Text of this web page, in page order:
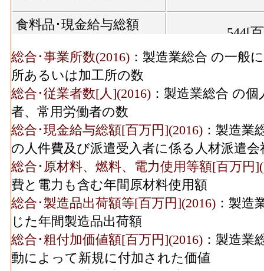
食料品･現金給与総額
544[
食料品･原材料、燃料、
電力使用等額(2016)
食料品･製造品出荷額等
(2016)
食料品･粗付加価値額
(2016)
1,579[
食料品･有形固定資産年
末現在高(2016)
856[
飲料煙草飼料･事業所数
(2016)
総合･事業所数(2016) ：製造業総合 の一般
所あるいは加工所の数
総合･従業者数[人](2016) ：製造業総合 の
者、常用労働者の数
総合･現金給与総額[百万円](2016) ：製造業
の人件費及び派遣受入者に係る人材派遣
総合･原材料、燃料、電力使用等額[百万円
費と電力も含む年間原材料使用額
総合･製造品出荷額等[百万円](2016) ：製造
じた年間製造品出荷額
総合･粗付加価値額[百万円](2016) ：製造業
動によって新規に付加された価値